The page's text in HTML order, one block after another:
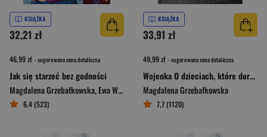
KSIĄŻKA
32,21 zł
46,99 zł - sugerowana cena detaliczna
Jak się starzeć bez godności
Magdalena Grzebałkowska,Ewa Winnicka
6,4 (523)
KSIĄŻKA
33,91 zł
49,99 zł - sugerowana cena detaliczna
Wojenka O dzieciach, które dorosły bez ostrzeżenia
Magdalena Grzebałkowska
7,7 (1120)